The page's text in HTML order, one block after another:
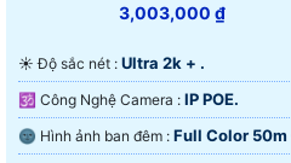
3,003,000 ₫
☀️ Độ sắc nét : Ultra 2k + .
🕉️ Công Nghệ Camera : IP POE.
🌚 Hình ảnh ban đêm : Full Color 50m